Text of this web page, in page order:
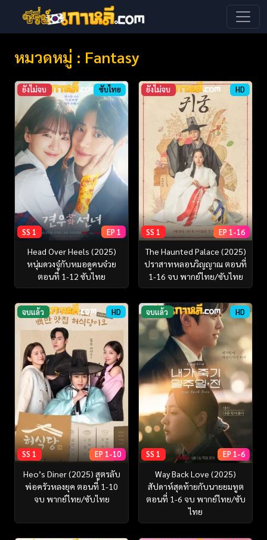
หมวดหมู่ : Fantasy
ยังไม่จบ ซับไทย
SS 1 EP 1
Head Over Heels (2025)
หนุ่มดวงจู๋กับหมอดูคนจ๋วย
ตอนที่ 1-12 ซับไทย
ยังไม่จบ HD
SS 1 EP 1-16
The Haunted Palace (2025)
ปราสาทหลอนวิญญาณ ตอนที่
1-16 จบ พากย์ไทย/ซับไทย
จบแล้ว HD
SS 1 EP 1-10
Heo’s Diner (2025) สูตรลับ
พ่อครัวหลงยุค ตอนที่ 1-10
จบ พากย์ไทย/ซับไทย
จบแล้ว HD
SS 1 EP 1-6
Way Back Love (2025)
สัปดาห์สุดท้ายกับนายยมทูต
ตอนที่ 1-6 จบ พากย์ไทย/ซับ
ไทย